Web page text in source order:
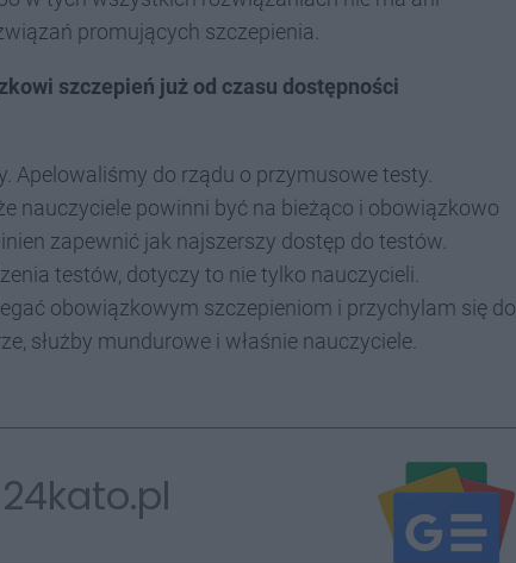
promujących szczepienia.
szczepień już od czasu dostępności
Apelowaliśmy do rządu o przymusowe testy.
nauczyciele powinni być na bieżąco i obowiązkowo
zapewnić jak najszerszy dostęp do testów.
testów, dotyczy to nie tylko nauczycieli.
obowiązkowym szczepieniom i przychylam się do
służby mundurowe i właśnie nauczyciele.